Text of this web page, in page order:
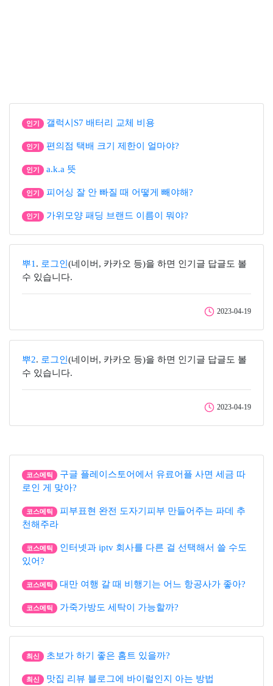
인기 갤럭시S7 배터리 교체 비용
인기 편의점 택배 크기 제한이 얼마야?
인기 a.k.a 뜻
인기 피어싱 잘 안 빠질 때 어떻게 빼야해?
인기 가위모양 패딩 브랜드 이름이 뭐야?
뿌1 . 로그인 (네이버, 카카오 등)을 하면 인기글 답글도 볼
수 있습니다.
2023-04-19
뿌2. 로그인 (네이버, 카카오 등)을 하면 인기글 답글도 볼
수 있습니다.
2023-04-19
코스메틱
구글 플레이스토어에서 유료어플 사면 세금 따
로인 게 맞아?
코스메틱
피부표현 완전 도자기피부 만들어주는 파데 추
천해주라
코스메틱
인터넷과 iptv 회사를 다른 걸 선택해서 쓸 수도
있어?
코스메틱 대만 여행 갈 때 비행기는 어느 항공사가 좋아?
코스메틱 가죽가방도 세탁이 가능할까?
최신 초보가 하기 좋은 홈트 있을까?
최신 맛집 리뷰 블로그에 바이럴인지 아는 방법